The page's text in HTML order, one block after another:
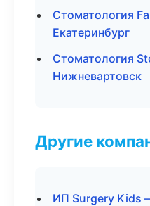
Стоматология
Екатеринбург
Стоматология
Нижневартовск
Другие
ИП Surgery Kids